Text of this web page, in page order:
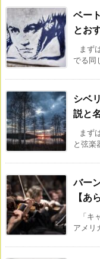
ベー
とお
まず
でる同
シベ
説と
まず
と弦楽
バー
【あ
「
アメリ